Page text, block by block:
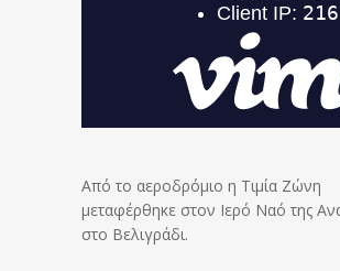
Από το αεροδρόμιο η Τιμία Ζώνη
μεταφέρθηκε στον Ιερό Ναό της
στο Βελιγράδι.